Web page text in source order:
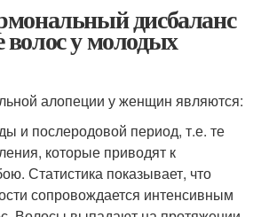
дисбаланс
у молодых
алопеции у женщин являются:
и послеродовой период, т.е. те
которые приводят к
Статистика показывает, что
сопровождается интенсивным